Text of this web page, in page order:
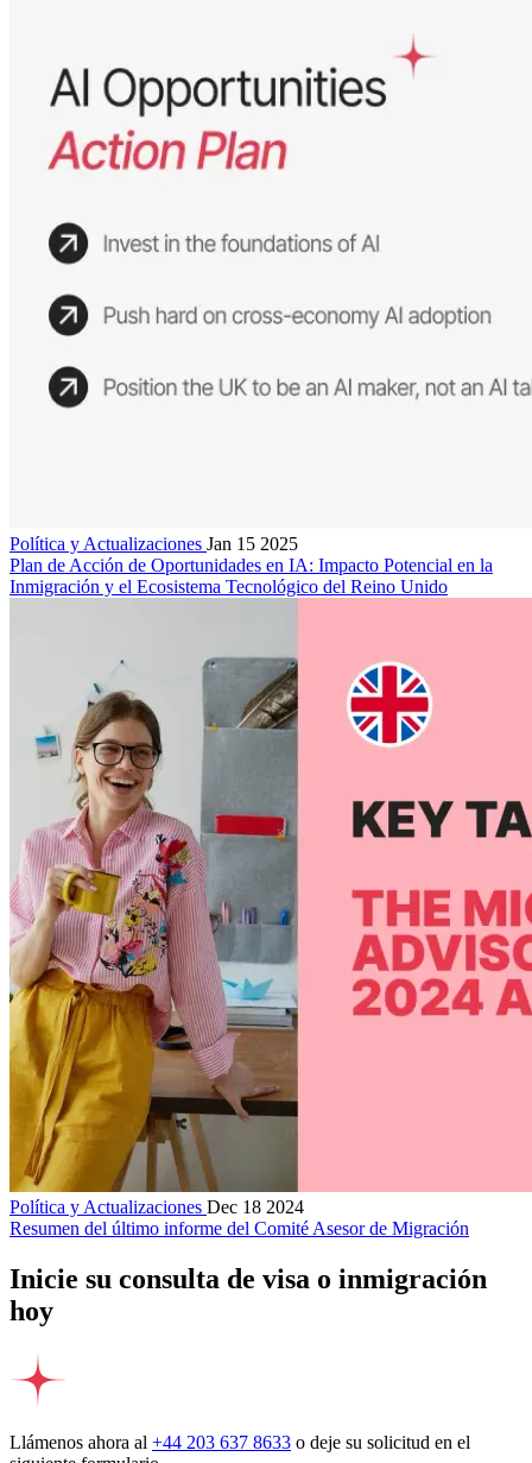
Política y Actualizaciones Jan 15 2025
Plan de Acción de Oportunidades en IA: Impacto Potencial en la
Inmigración y el Ecosistema Tecnológico del Reino Unido
Política y Actualizaciones Dec 18 2024
Resumen del último informe del Comité Asesor de Migración
Inicie su consulta de visa o inmigración
hoy
Llámenos ahora al +44 203 637 8633 o deje su solicitud en el